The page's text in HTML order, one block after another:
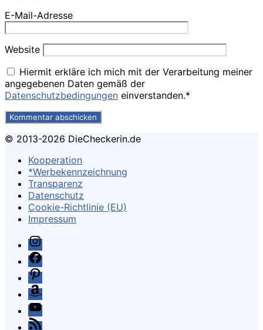
E-Mail-Adresse
Website
Hiermit erkläre ich mich mit der Verarbeitung meiner
angegebenen Daten gemäß der
Datenschutzbedingungen einverstanden.*
© 2013-2026 DieCheckerin.de
Kooperation
*Werbekennzeichnung
Transparenz
Datenschutz
Cookie-Richtlinie (EU)
Impressum
Instagram
Facebook
Pinterest
Amazon
Youtube
Feed